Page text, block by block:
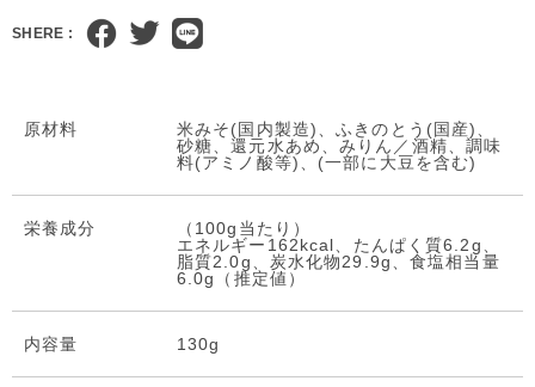
SHERE :
原材料
米みそ(国内製造)、ふきのとう(国産)、
砂糖、還元水あめ、みりん／酒精、調味
料(アミノ酸等)、(一部に大豆を含む)
栄養成分
（100g当たり）
エネルギー162kcal、たんぱく質6.2g、
脂質2.0g、炭水化物29.9g、食塩相当量
6.0g（推定値）
内容量 130g